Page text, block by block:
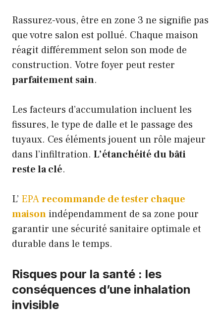
Rassurez-vous, être en zone 3 ne signifie pas
que votre salon est pollué. Chaque maison
réagit différemment selon son mode de
construction. Votre foyer peut rester
parfaitement sain.
Les facteurs d’accumulation incluent les
fissures, le type de dalle et le passage des
tuyaux. Ces éléments jouent un rôle majeur
dans l’infiltration. L’étanchéité du bâti
reste la clé.
L’ EPArecommande de tester chaque
maison indépendamment de sa zone pour
garantir une sécurité sanitaire optimale et
durable dans le temps.
Risques pour la santé : les
conséquences d’une inhalation
invisible